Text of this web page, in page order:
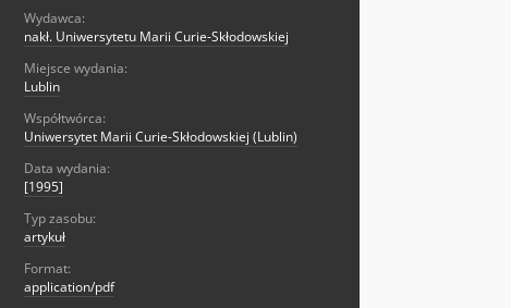
Wydawca:
nakł. Uniwersytetu Marii Curie-Skłodowskiej
Miejsce wydania:
Lublin
Współtwórca:
Uniwersytet Marii Curie-Skłodowskiej (Lublin)
Data wydania:
[1995]
Typ zasobu:
artykuł
Format:
application/pdf